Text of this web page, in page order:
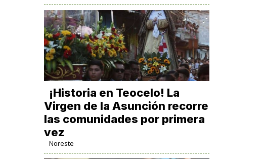
​¡Historia en Teocelo! La
Virgen de la Asunción recorre
las comunidades por primera
vez
Noreste